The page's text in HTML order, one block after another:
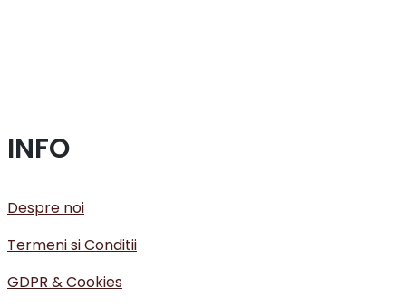
INFO
Despre noi
Termeni si Conditii
GDPR & Cookies